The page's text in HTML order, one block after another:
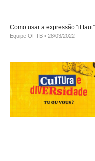
Como usar a expressão “il faut”
Equipe OFTB 28/03/2022